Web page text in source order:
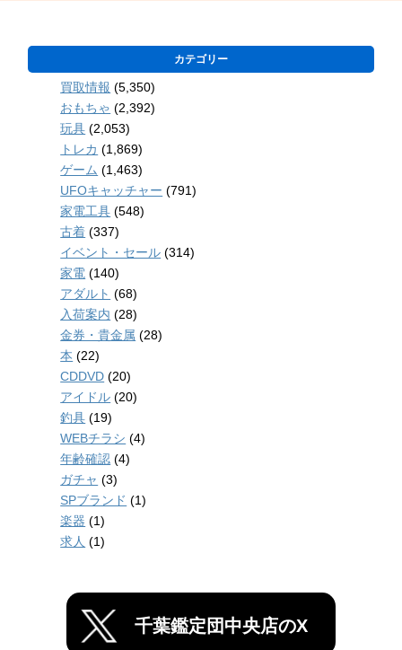
カテゴリー
買取情報 (5,350)
おもちゃ (2,392)
玩具 (2,053)
トレカ (1,869)
ゲーム (1,463)
UFOキャッチャー (791)
家電工具 (548)
古着 (337)
イベント・セール (314)
家電 (140)
アダルト (68)
入荷案内 (28)
金券・貴金属 (28)
本 (22)
CDDVD (20)
アイドル (20)
釣具 (19)
WEBチラシ (4)
年齢確認 (4)
ガチャ (3)
SPブランド (1)
楽器 (1)
求人 (1)
千葉鑑定団中央店のX